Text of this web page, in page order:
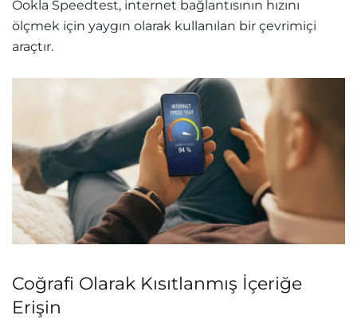
Ookla Speedtest, internet bağlantısının hızını
ölçmek için yaygın olarak kullanılan bir çevrimiçi
araçtır.
Coğrafi Olarak Kısıtlanmış İçeriğe
Erişin